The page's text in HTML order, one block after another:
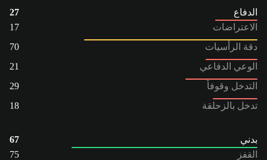
الدفاع
27
الاعتراضات
17
دقة الرأسيات
70
الوعي الدفاعي
21
التدخل وقوفاً
29
تدخل بالزحلقة
18
بدني
67
القفز
75